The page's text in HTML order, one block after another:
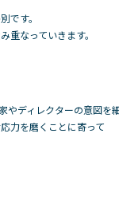
です。
重なっていきます。
ディレクターの意図を
力を磨くことに寄って